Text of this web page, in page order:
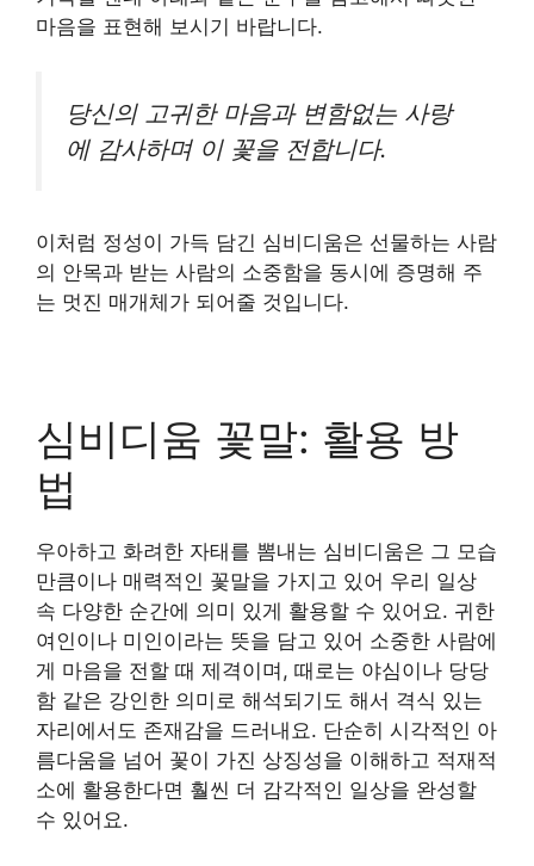
마음을 표현해 보시기 바랍니다.
당신의 고귀한 마음과 변함없는 사랑
에 감사하며 이 꽃을 전합니다.
이처럼 정성이 가득 담긴 심비디움은 선물하는 사람
의 안목과 받는 사람의 소중함을 동시에 증명해 주
는 멋진 매개체가 되어줄 것입니다.
심비디움 꽃말: 활용 방
법
우아하고 화려한 자태를 뽐내는 심비디움은 그 모습
만큼이나 매력적인 꽃말을 가지고 있어 우리 일상
속 다양한 순간에 의미 있게 활용할 수 있어요. 귀한
여인이나 미인이라는 뜻을 담고 있어 소중한 사람에
게 마음을 전할 때 제격이며, 때로는 야심이나 당당
함 같은 강인한 의미로 해석되기도 해서 격식 있는
자리에서도 존재감을 드러내요. 단순히 시각적인 아
름다움을 넘어 꽃이 가진 상징성을 이해하고 적재적
소에 활용한다면 훨씬 더 감각적인 일상을 완성할
수 있어요.